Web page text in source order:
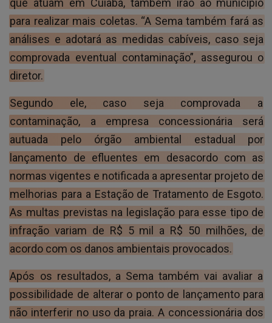
para realizar mais coletas. “A Sema também fará as
análises e adotará as medidas cabíveis, caso seja
comprovada eventual contaminação”, assegurou o
diretor.
Segundo ele, caso seja comprovada a
contaminação, a empresa concessionária será
autuada pelo órgão ambiental estadual por
lançamento de efluentes em desacordo com as
normas vigentes e notificada a apresentar projeto de
melhorias para a Estação de Tratamento de Esgoto.
As multas previstas na legislação para esse tipo de
infração variam de R$ 5 mil a R$ 50 milhões, de
acordo com os danos ambientais provocados.
Após os resultados, a Sema também vai avaliar a
possibilidade de alterar o ponto de lançamento para
não interferir no uso da praia. A concessionária dos